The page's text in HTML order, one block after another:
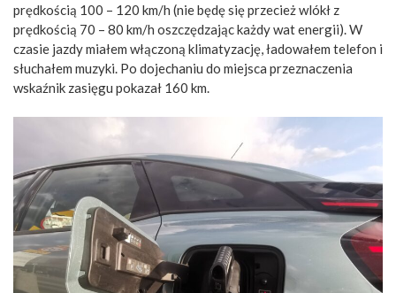
prędkością 100 – 120 km/h (nie będę się przecież wlókł z
prędkością 70 – 80 km/h oszczędzając każdy wat energii). W
czasie jazdy miałem włączoną klimatyzację, ładowałem telefon i
słuchałem muzyki. Po dojechaniu do miejsca przeznaczenia
wskaźnik zasięgu pokazał 160 km.